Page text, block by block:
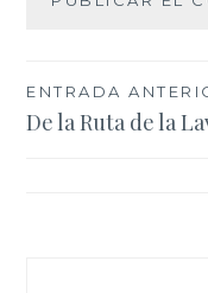
Navegación
de
ENTRADA
De la Ruta de la